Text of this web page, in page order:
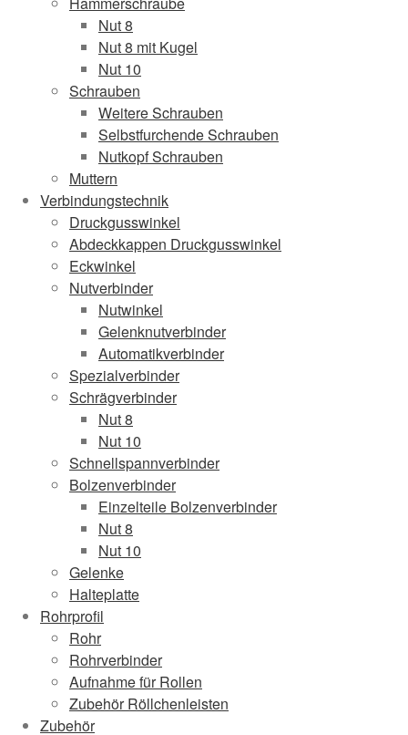
Nut 8
Nut 8 mit Kugel
Nut 10
Schrauben
Weitere Schrauben
Selbstfurchende Schrauben
Nutkopf Schrauben
Muttern
Verbindungstechnik
Druckgusswinkel
Abdeckkappen Druckgusswinkel
Eckwinkel
Nutverbinder
Nutwinkel
Gelenknutverbinder
Automatikverbinder
Spezialverbinder
Schrägverbinder
Nut 8
Nut 10
Schnellspannverbinder
Bolzenverbinder
Einzelteile Bolzenverbinder
Nut 8
Nut 10
Gelenke
Halteplatte
Rohrprofil
Rohr
Rohrverbinder
Aufnahme für Rollen
Zubehör Röllchenleisten
Zubehör